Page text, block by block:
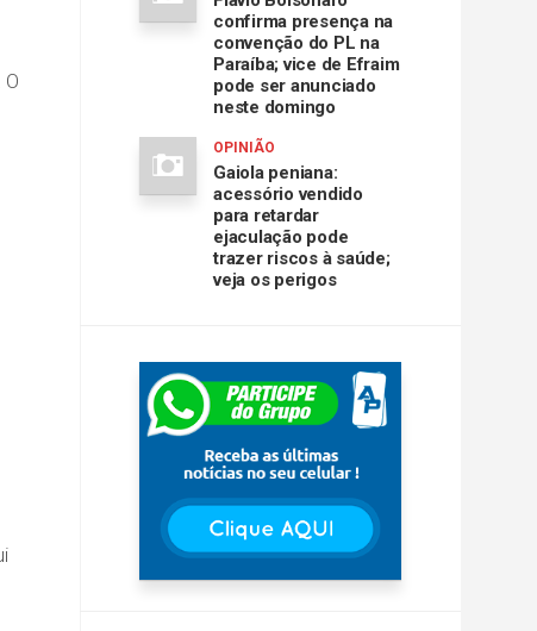
confirma presença na
convenção do PL na
Paraíba; vice de Efraim
pode ser anunciado
neste domingo
OPINIÃO
Gaiola peniana:
acessório vendido
para retardar
ejaculação pode
trazer riscos à saúde;
veja os perigos